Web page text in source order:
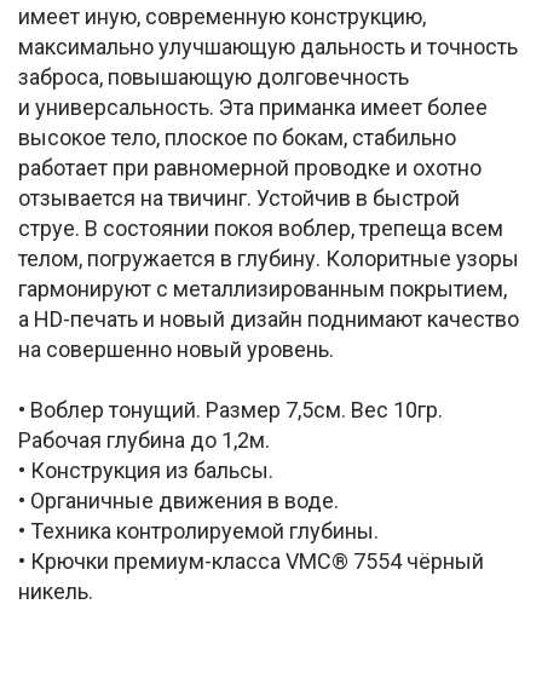
имеет иную, современную конструкцию,
максимально улучшающую дальность и точность
заброса, повышающую долговечность
и универсальность. Эта приманка имеет более
высокое тело, плоское по бокам, стабильно
работает при равномерной проводке и охотно
отзывается на твичинг. Устойчив в быстрой
струе. В состоянии покоя воблер, трепеща всем
телом, погружается в глубину. Колоритные узоры
гармонируют с металлизированным покрытием,
а HD-печать и новый дизайн поднимают качество
на совершенно новый уровень.
• Воблер тонущий. Размер 7,5см. Вес 10гр.
Рабочая глубина до 1,2м.
• Конструкция из бальсы.
• Органичные движения в воде.
• Техника контролируемой глубины.
• Крючки премиум-класса VMC® 7554 чёрный
никель.